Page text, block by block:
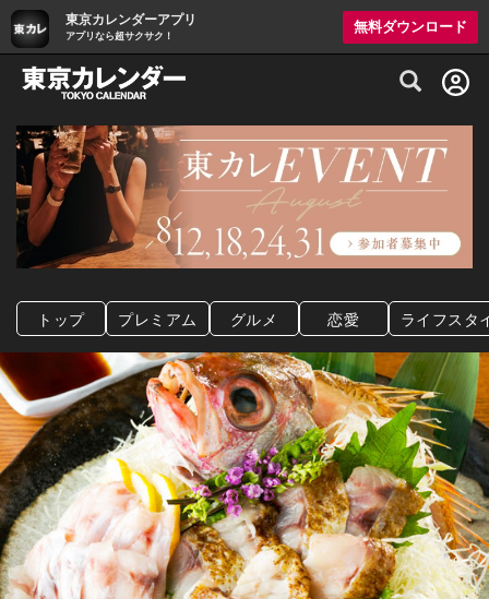
東京カレンダーアプリ
アプリなら超サクサク！
無料ダウンロード
グルメ情報・プレミアムレストラン予約
トップ プレミアム グルメ 恋愛 ライフスタ